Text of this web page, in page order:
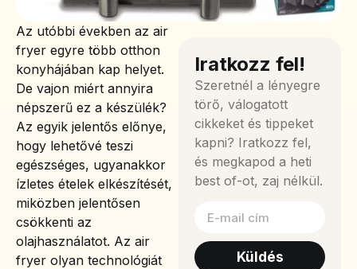
Az utóbbi években az air
fryer egyre több otthon
konyhájában kap helyet.
De vajon miért annyira
népszerű ez a készülék?
Az egyik jelentős előnye,
hogy lehetővé teszi
egészséges, ugyanakkor
ízletes ételek elkészítését,
miközben jelentősen
csökkenti az
olajhasználatot. Az air
fryer olyan technológiát
Iratkozz fel!
Szeretnél a lényegre
törő, válogatott
cikkeket és tippeket
kapni? Iratkozz fel,
és megkapod a heti
best of-ot, zaj nélkül.
Küldés